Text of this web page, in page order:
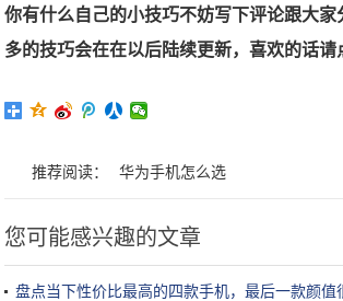
你有什么自己的小技巧不妨写下评论跟大家
多的技巧会在在以后陆续更新，喜欢的话请
推荐阅读： 华为手机怎么选
您可能感兴趣的文章
盘点当下性价比最高的四款手机，最后一款颜值